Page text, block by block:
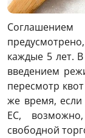
каждые 5 лет.
введением
пересмотр
же время, если
ЕС,
свободной